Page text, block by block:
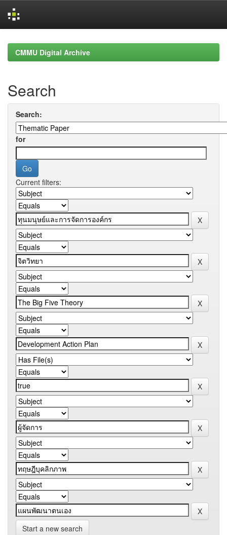
navigationCMMU Digital Archive
Search
Search:
for
Current filters:
Start a new search